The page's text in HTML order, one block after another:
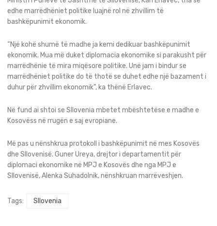
edhe marrëdhëniet politike luajnë rol në zhvillim të
bashkëpunimit ekonomik.
“Një kohë shumë të madhe ja kemi dedikuar bashkëpunimit
ekonomik. Mua më duket diplomacia ekonomike si parakusht për
marrëdhënie të mira miqësore politike. Unë jam i bindur se
marrëdhëniet politike do të thotë se duhet edhe një bazament i
duhur për zhvillim ekonomik”, ka thënë Erlavec.
Në fund ai shtoi se Sllovenia mbetet mbështetëse e madhe e
Kosovëss në rrugën e saj evropiane.
Më pas u nënshkrua protokoll i bashkëpunimit në mes Kosovës
dhe Sllovenisë. Guner Ureya, drejtor i departamentit për
diplomaci ekonomike në MPJ e Kosovës dhe nga MPJ e
Sllovenisë, Alenka Suhadolnik, nënshkruan marrëveshjen.
Tags: Sllovenia